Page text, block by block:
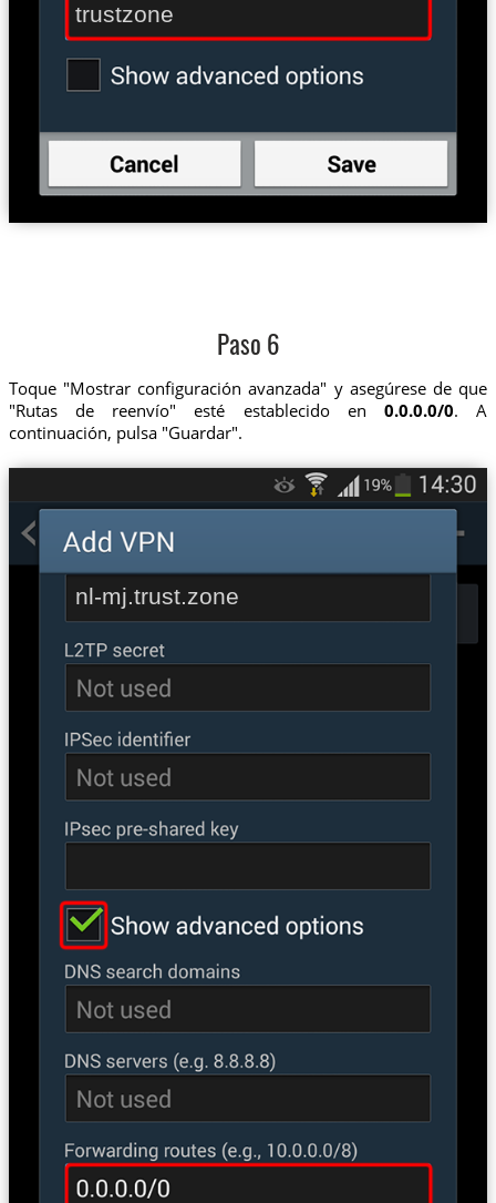
trustzone
Paso 6
Toque "Mostrar configuración avanzada" y asegúrese de que
"Rutas de reenvío" esté establecido en0.0.0.0/0. A
continuación, pulsa "Guardar".
nl-mj.trust.zone